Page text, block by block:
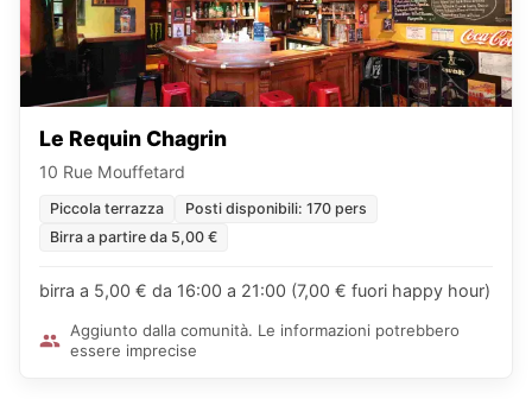
Le Requin Chagrin
10 Rue Mouffetard
Piccola terrazza
Posti disponibili: 170 pers
Birra a partire da 5,00 €
birra a 5,00 € da 16:00 a 21:00 (7,00 € fuori happy hour)
Aggiunto dalla comunità. Le informazioni potrebbero
essere imprecise